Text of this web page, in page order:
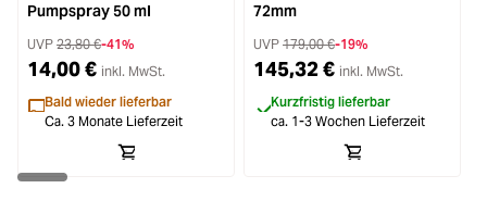
Pumpspray 50 ml
UVP 23,80 €-41%
14,00 € inkl. MwSt.
Bald wieder lieferbar
Ca. 3 Monate Lieferzeit
72mm
UVP 179,00 €-19%
145,32 € inkl. MwSt.
Kurzfristig lieferbar
ca. 1-3 Wochen Lieferzeit